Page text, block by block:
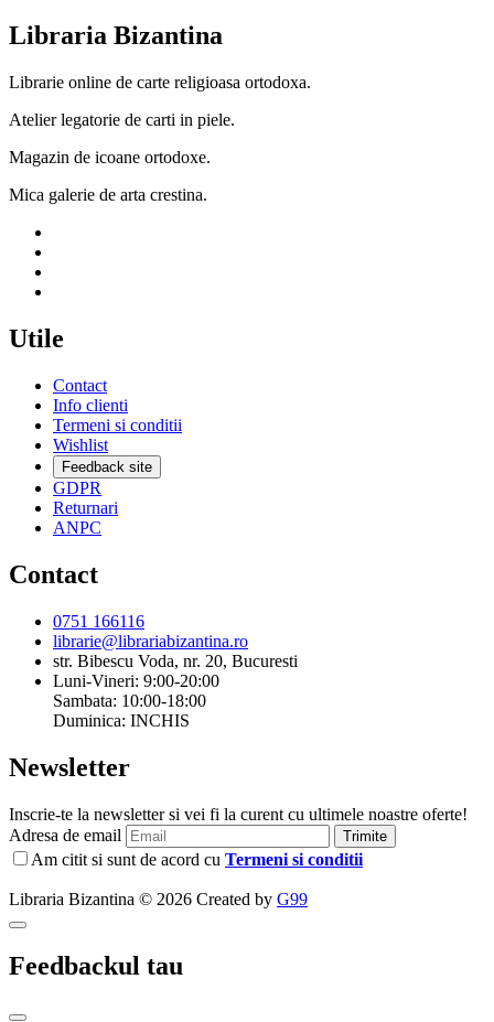
Libraria Bizantina
Librarie online de carte religioasa ortodoxa.
Atelier legatorie de carti in piele.
Magazin de icoane ortodoxe.
Mica galerie de arta crestina.
Utile
Contact
Info clienti
Termeni si conditii
Wishlist
Feedback site
GDPR
Returnari
ANPC
Contact
0751 166116
librarie@librariabizantina.ro
str. Bibescu Voda, nr. 20, Bucuresti
Luni-Vineri: 9:00-20:00
Sambata: 10:00-18:00
Duminica: INCHIS
Newsletter
Inscrie-te la newsletter si vei fi la curent cu ultimele noastre oferte!
Adresa de email
Trimite
Am citit si sunt de acord cu Termeni si conditii
Libraria Bizantina © 2026 Created by G99
Feedbackul tau